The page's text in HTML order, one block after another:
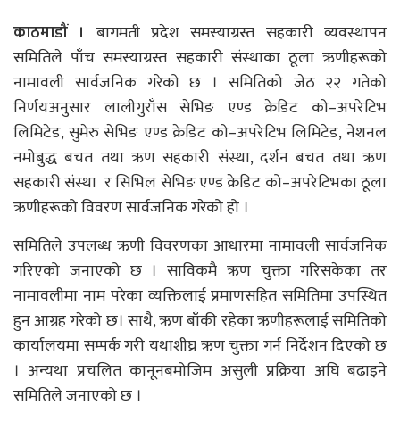
काठमाडौं । बागमती प्रदेश समस्याग्रस्त सहकारी व्यवस्थापन
समितिले पाँच समस्याग्रस्त सहकारी संस्थाका ठूला ऋणीहरूको
नामावली सार्वजनिक गरेको छ । समितिको जेठ २२ गतेको
निर्णयअनुसार लालीगुराँस सेभिङ एण्ड क्रेडिट को–अपरेटिभ
लिमिटेड, सुमेरु सेभिङ एण्ड क्रेडिट को–अपरेटिभ लिमिटेड, नेशनल
नमोबुद्ध बचत तथा ऋण सहकारी संस्था, दर्शन बचत तथा ऋण
सहकारी संस्था र सिभिल सेभिङ एण्ड क्रेडिट को–अपरेटिभका ठूला
ऋणीहरूको विवरण सार्वजनिक गरेको हो ।
समितिले उपलब्ध ऋणी विवरणका आधारमा नामावली सार्वजनिक
गरिएको जनाएको छ । साविकमै ऋण चुक्ता गरिसकेका तर
नामावलीमा नाम परेका व्यक्तिलाई प्रमाणसहित समितिमा उपस्थित
हुन आग्रह गरेको छ। साथै, ऋण बाँकी रहेका ऋणीहरूलाई समितिको
कार्यालयमा सम्पर्क गरी यथाशीघ्र ऋण चुक्ता गर्न निर्देशन दिएको छ
। अन्यथा प्रचलित कानूनबमोजिम असुली प्रक्रिया अघि बढाइने
समितिले जनाएको छ ।